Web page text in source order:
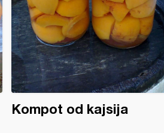
Kompot od kajsija